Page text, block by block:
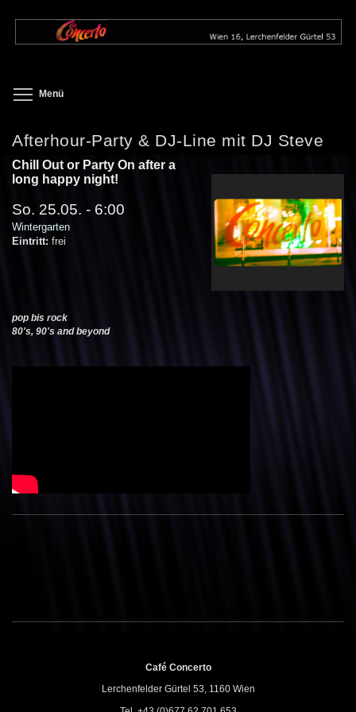
zum
Menü
Afterhour-Party & DJ-Line mit DJ Steve
Chill Out or Party On after a
long happy night!
So. 25.05. - 6:00
Wintergarten
Eintritt: frei
pop bis rock
80's, 90's and beyond
Café Concerto
Lerchenfelder Gürtel 53, 1160 Wien